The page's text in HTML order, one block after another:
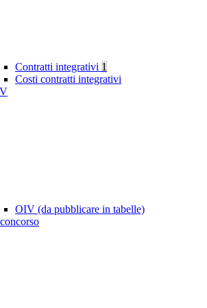
Contratti integrativi 1
Costi contratti integrativi
OIV (da pubblicare in tabelle)